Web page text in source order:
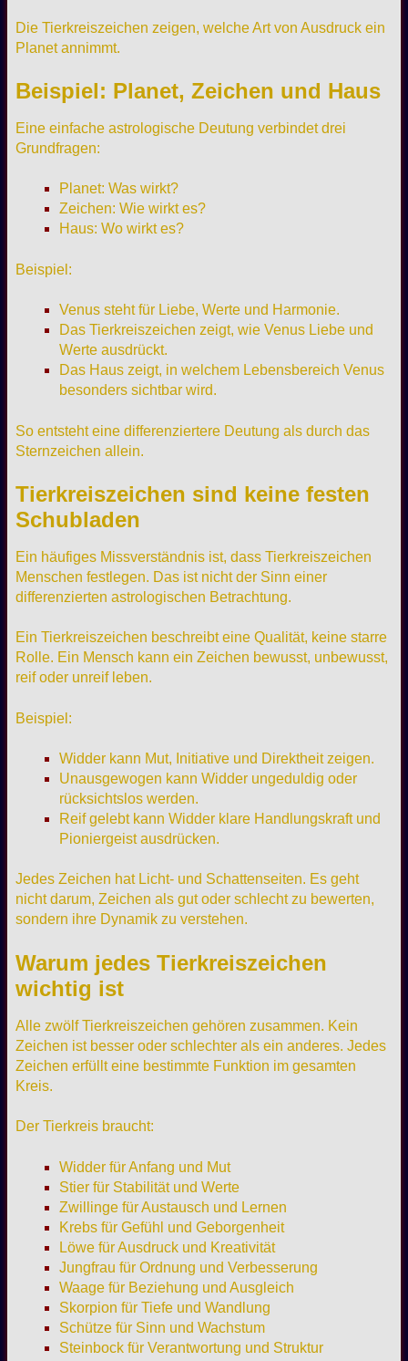
Die Tierkreiszeichen zeigen, welche Art von Ausdruck ein
Planet annimmt.
Beispiel: Planet, Zeichen und Haus
Eine einfache astrologische Deutung verbindet drei
Grundfragen:
Planet: Was wirkt?
Zeichen: Wie wirkt es?
Haus: Wo wirkt es?
Beispiel:
Venus steht für Liebe, Werte und Harmonie.
Das Tierkreiszeichen zeigt, wie Venus Liebe und
Werte ausdrückt.
Das Haus zeigt, in welchem Lebensbereich Venus
besonders sichtbar wird.
So entsteht eine differenziertere Deutung als durch das
Sternzeichen allein.
Tierkreiszeichen sind keine festen
Schubladen
Ein häufiges Missverständnis ist, dass Tierkreiszeichen
Menschen festlegen. Das ist nicht der Sinn einer
differenzierten astrologischen Betrachtung.
Ein Tierkreiszeichen beschreibt eine Qualität, keine starre
Rolle. Ein Mensch kann ein Zeichen bewusst, unbewusst,
reif oder unreif leben.
Beispiel:
Widder kann Mut, Initiative und Direktheit zeigen.
Unausgewogen kann Widder ungeduldig oder
rücksichtslos werden.
Reif gelebt kann Widder klare Handlungskraft und
Pioniergeist ausdrücken.
Jedes Zeichen hat Licht- und Schattenseiten. Es geht
nicht darum, Zeichen als gut oder schlecht zu bewerten,
sondern ihre Dynamik zu verstehen.
Warum jedes Tierkreiszeichen
wichtig ist
Alle zwölf Tierkreiszeichen gehören zusammen. Kein
Zeichen ist besser oder schlechter als ein anderes. Jedes
Zeichen erfüllt eine bestimmte Funktion im gesamten
Kreis.
Der Tierkreis braucht:
Widder für Anfang und Mut
Stier für Stabilität und Werte
Zwillinge für Austausch und Lernen
Krebs für Gefühl und Geborgenheit
Löwe für Ausdruck und Kreativität
Jungfrau für Ordnung und Verbesserung
Waage für Beziehung und Ausgleich
Skorpion für Tiefe und Wandlung
Schütze für Sinn und Wachstum
Steinbock für Verantwortung und Struktur